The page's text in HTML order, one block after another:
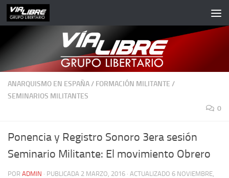
Saltar al contenido
ANARQUISMO EN ESPAÑA/ FORMACIÓN MILITANTE /
SEMINARIOS MILITANTES
0
Ponencia y Registro Sonoro 3era sesión
Seminario Militante: El movimiento Obrero
POR ADMIN · PUBLICADA 2 MARZO, 2016 · ACTUALIZADO 6 NOVIEMBRE,